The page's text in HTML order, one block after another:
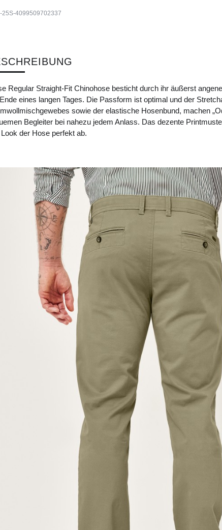
25S-4099509702337
Regular Straight-Fit Chinohose besticht durch ihr äußerst
eines langen Tages. Die Passform ist optimal und der
sowie der elastische Hosenbund, machen
Begleiter bei nahezu jedem Anlass. Das dezente
der Hose perfekt ab.